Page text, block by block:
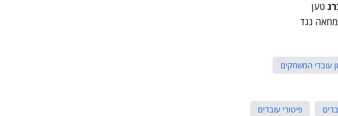
טען
נגד
עובדי המשחקים
פיטורי עובדים